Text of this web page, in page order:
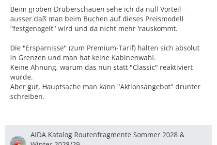
Beim groben Drüberschauen sehe ich da null Vorteil -
ausser daß man beim Buchen auf dieses Preismodell
"festgenagelt" wird und da nicht mehr 'rauskommt.
Die "Ersparnisse" (zum Premium-Tarif) halten sich absolut
in Grenzen und man hat keine Kabinenwahl.
Keine Ahnung, warum das nun statt "Classic" reaktiviert
wurde.
Aber gut, Hauptsache man kann "Aktionsangebot" drunter
schreiben.
AIDA Katalog Routenfragmente Sommer 2028 &